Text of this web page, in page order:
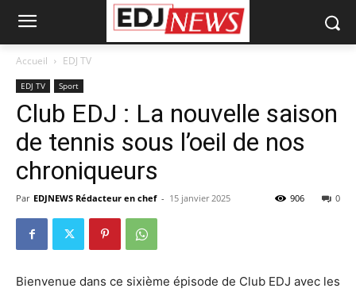
Accueil EDJ TV
EDJ TV Sport
Club EDJ : La nouvelle saison
de tennis sous l’oeil de nos
chroniqueurs
Par EDJNEWS Rédacteur en chef - 15 janvier 2025 0
906
Bienvenue dans ce sixième épisode de Club EDJ avec les